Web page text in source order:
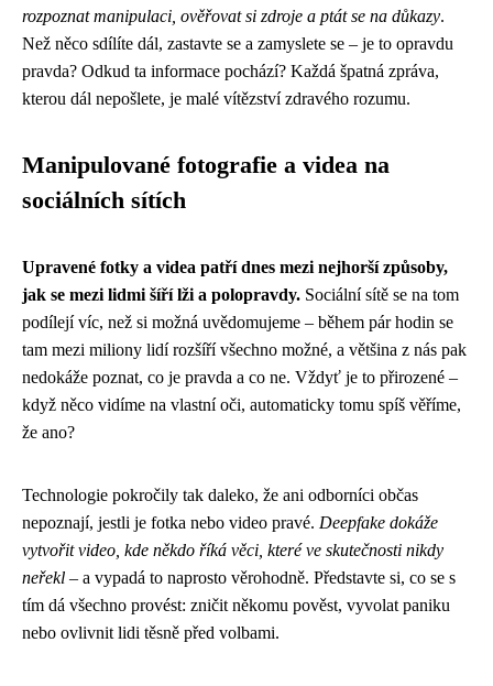
rozpoznat manipulaci, ověřovat si zdroje a ptát se na důkazy.
Než něco sdílíte dál, zastavte se a zamyslete se – je to opravdu
pravda? Odkud ta informace pochází? Každá špatná zpráva,
kterou dál nepošlete, je malé vítězství zdravého rozumu.
Manipulované fotografie a videa na
sociálních sítích
Upravené fotky a videa patří dnes mezi nejhorší způsoby,
jak se mezi lidmi šíří lži a polopravdy. Sociální sítě se na tom
podílejí víc, než si možná uvědomujeme – během pár hodin se
tam mezi miliony lidí rozšíří všechno možné, a většina z nás pak
nedokáže poznat, co je pravda a co ne. Vždyť je to přirozené –
když něco vidíme na vlastní oči, automaticky tomu spíš věříme,
že ano?
Technologie pokročily tak daleko, že ani odborníci občas
nepoznají, jestli je fotka nebo video pravé. Deepfake dokáže
vytvořit video, kde někdo říká věci, které ve skutečnosti nikdy
neřekl – a vypadá to naprosto věrohodně. Představte si, co se s
tím dá všechno provést: zničit někomu pověst, vyvolat paniku
nebo ovlivnit lidi těsně před volbami.